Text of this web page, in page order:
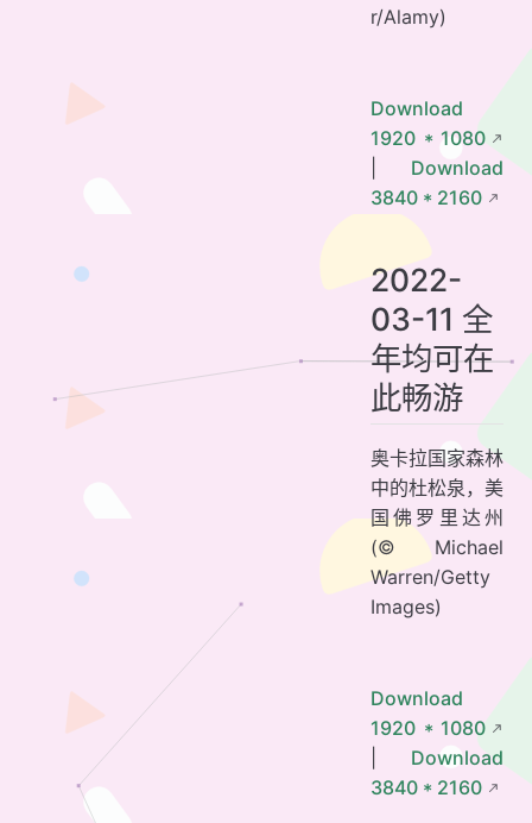
r/Alamy)
Download
1920 * 1080
Download
3840 * 2160
2022-
03-11 全
年均可在
此畅游
奥卡拉国家森林
中的杜松泉，美
国佛罗里达州
(© Michael
Warren/Getty
Images)
Download
1920 * 1080
Download
3840 * 2160